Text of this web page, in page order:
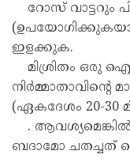
റോസ് വാട്ടറും
ഇളക്കുക.
മിശ്രിതം ഒരു
നിർമ്മാതാവിന്റെ
(ഏകദേശം 20-30
.
ബദാമോ ചതച്ചത്